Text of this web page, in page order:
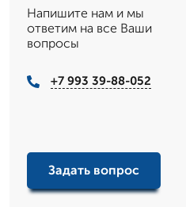
Напишите нам и мы
ответим на все Ваши
вопросы
+7 993 39-88-052
Задать вопрос